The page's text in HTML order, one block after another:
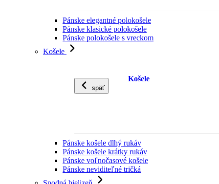
Pánske elegantné polokošele
Pánske klasické polokošele
Pánske polokošele s vreckom
Košele
späť
Košele
Pánske košele dlhý rukáv
Pánske košele krátky rukáv
Pánske voľnočasové košele
Pánske neviditeľné tričká